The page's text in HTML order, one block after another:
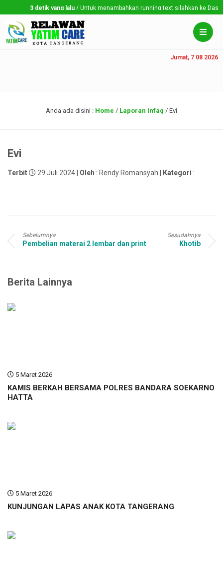
3 detik yang lalu/ Untuk menambahkan running text silahkan ke
Jumat, 7 08 2026
Anda ada disini : Home / Laporan Infaq / Evi
Evi
Terbit 29 Juli 2024 | Oleh : Rendy Romansyah | Kategori :
Sebelumnya
Pembelian materai 2 lembar dan print
Sesudahnya
Khotib
Berita Lainnya
5 Maret 2026
KAMIS BERKAH BERSAMA POLRES BANDARA SOEKARNO
HATTA
5 Maret 2026
KUNJUNGAN LAPAS ANAK KOTA TANGERANG